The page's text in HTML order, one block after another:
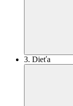
3. Dieťa